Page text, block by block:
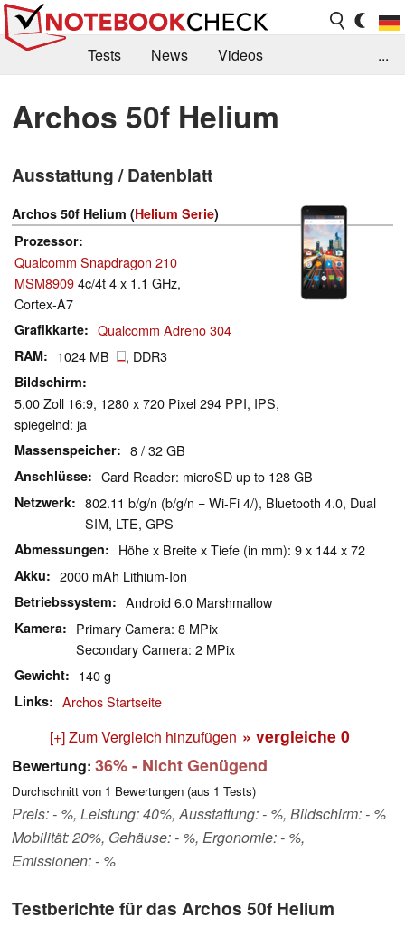
Tests News
Videos
Kaufberatung
Deals Suche
Jobs
Forum
...
Archos 50f Helium
Ausstattung / Datenblatt
Archos 50f Helium (Helium Serie)
Prozessor
Qualcomm Snapdragon 210
MSM89094c/4t 4 x 1.1 GHz,
Cortex-A7
Grafikkarte Qualcomm Adreno 304
RAM 1024 MB , DDR3
Bildschirm
5.00 Zoll 16:9, 1280 x 720 Pixel 294 PPI, IPS,
spiegelnd: ja
Massenspeicher 8 / 32 GB
Anschlüsse Card Reader: microSD up to 128 GB
Netzwerk
802.11 b/g/n (b/g/n = Wi-Fi 4/), Bluetooth 4.0, Dual
SIM, LTE, GPS
Abmessungen Höhe x Breite x Tiefe (in mm): 9 x 144 x 72
Akku 2000 mAh Lithium-Ion
Betriebssystem Android 6.0 Marshmallow
Kamera
Primary Camera: 8 MPix
Secondary Camera: 2 MPix
Gewicht 140 g
Links Archos Startseite
[+] Zum Vergleich hinzufügen » vergleiche 0
Bewertung: 36%- Nicht Genügend
Durchschnitt von 1 Bewertungen (aus 1 Tests)
Preis: - %, Leistung: 40%, Ausstattung: - %, Bildschirm: - %
Mobilität: 20%, Gehäuse: - %, Ergonomie: - %,
Emissionen: - %
Testberichte für das Archos 50f Helium